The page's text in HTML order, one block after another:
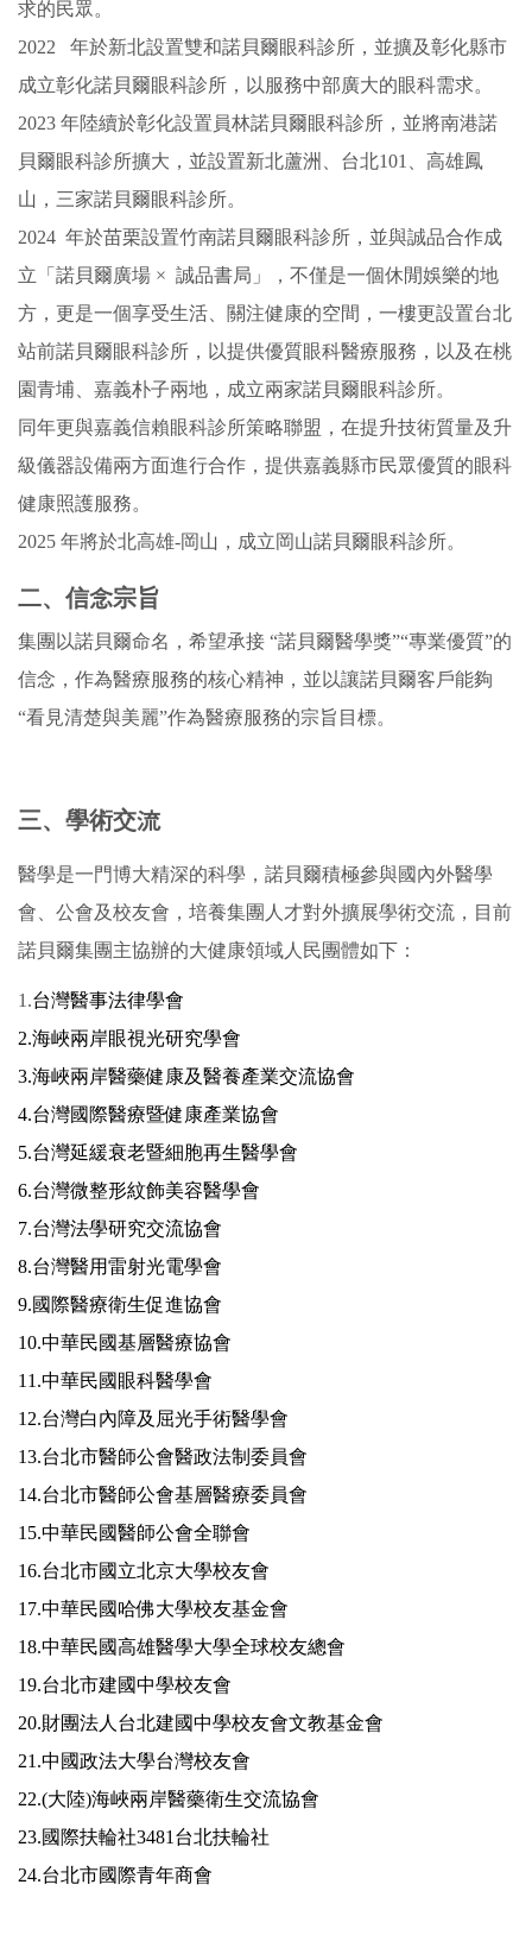
求的民眾。
2022 年於新北設置雙和諾貝爾眼科診所，並擴及彰化縣市
成立彰化諾貝爾眼科診所，以服務中部廣大的眼科需求。
2023 年陸續於彰化設置員林諾貝爾眼科診所，並將南港諾
貝爾眼科診所擴大，並設置新北蘆洲、台北101、高雄鳳
山，三家諾貝爾眼科診所。
2024 年於苗栗設置竹南諾貝爾眼科診所，並與誠品合作成
立「 諾貝爾廣場 × 誠品書局 」，不僅是一個休閒娛樂的地
方，更是一個享受生活、關注健康的空間，一樓更設置台北
站前諾貝爾眼科診所，以提供優質眼科醫療服務，以及在桃
園青埔、嘉義朴子兩地，成立兩家諾貝爾眼科診所。
同年更與嘉義信賴眼科診所策略聯盟，在提升技術質量及升
級儀器設備兩方面進行合作，提供嘉義縣市民眾優質的眼科
健康照護服務。
2025 年將於北高雄-岡山，成立岡山諾貝爾眼科診所。
二、信念宗旨
集團以諾貝爾命名，希望承接 “諾貝爾醫學獎”“專業優質”的
信念，作為醫療服務的核心精神，並以讓諾貝爾客戶能夠
“看見清楚與美麗”作為醫療服務的宗旨目標。
三、學術交流
醫學是一門博大精深的科學，諾貝爾積極參與國內外醫學
會、公會及校友會，培養集團人才對外擴展學術交流，目前
諾貝爾集團主協辦的大健康領域人民團體如下：
1.台灣醫事法律學會
2.海峽兩岸眼視光研究學會
3.海峽兩岸醫藥健康及醫養產業交流協會
4.台灣國際醫療暨健康產業協會
5.台灣延緩衰老暨細胞再生醫學會
6.台灣微整形紋飾美容醫學會
7.台灣法學研究交流協會
8.台灣醫用雷射光電學會
9.國際醫療衛生促進協會
10.中華民國基層醫療協會
11.中華民國眼科醫學會
12.台灣白內障及屈光手術醫學會
13.台北市醫師公會醫政法制委員會
14.台北市醫師公會基層醫療委員會
15.中華民國醫師公會全聯會
16.台北市國立北京大學校友會
17.中華民國哈佛大學校友基金會
18.中華民國高雄醫學大學全球校友總會
19.台北市建國中學校友會
20.財團法人台北建國中學校友會文教基金會
21.中國政法大學台灣校友會
22.(大陸)海峽兩岸醫藥衛生交流協會
23.國際扶輪社3481台北扶輪社
24.台北市國際青年商會